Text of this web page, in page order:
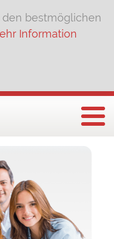
bestmöglichen
Information